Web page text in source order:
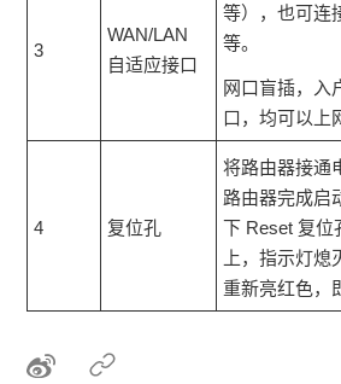
3
WAN/LAN
自适应接口
等），也可连
等。
网口盲插，入
口，均可以上
4 复位孔
将路由器接通
路由器完成启
下 Reset 复位
上，指示灯
重新亮红色，